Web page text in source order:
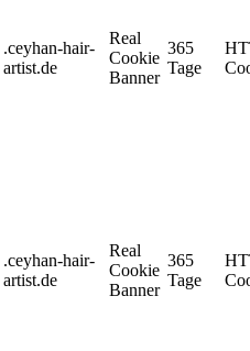
.ceyhan-hair-
artist.de
Real
Cookie
Banner
365
Tage
.ceyhan-hair-
artist.de
Real
Cookie
Banner
365
Tage